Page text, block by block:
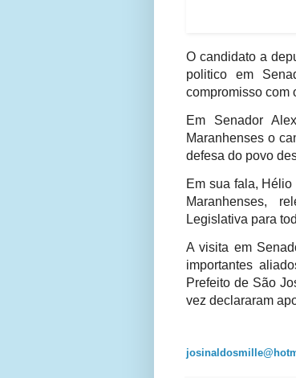
O candidato a
politico em
compromisso com
Em Senador
Maranhenses o
defesa do povo
Em sua fala,
Maranhenses,
Legislativa para
A visita em
importantes
Prefeito de São
vez declararam